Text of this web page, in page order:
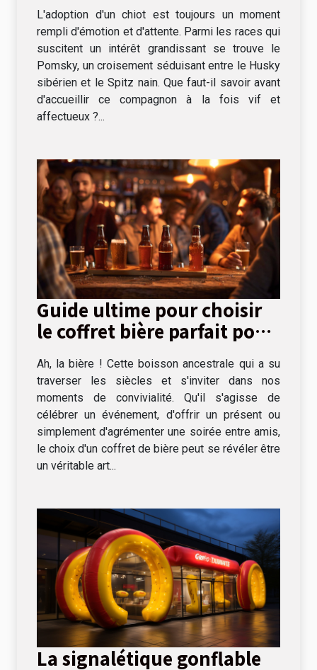
L'adoption d'un chiot est toujours un moment
rempli d'émotion et d'attente. Parmi les races qui
suscitent un intérêt grandissant se trouve le
Pomsky, un croisement séduisant entre le Husky
sibérien et le Spitz nain. Que faut-il savoir avant
d'accueillir ce compagnon à la fois vif et
affectueux ?...
Guide ultime pour choisir
le coffret bière parfait pour
Ah, la bière ! Cette boisson ancestrale qui a su
traverser les siècles et s'inviter dans nos
moments de convivialité. Qu'il s'agisse de
célébrer un événement, d'offrir un présent ou
simplement d'agrémenter une soirée entre amis,
le choix d'un coffret de bière peut se révéler être
un véritable art...
La signalétique gonflable